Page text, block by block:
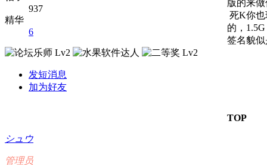
937
精华
6
发短消息
加为好友
版的来
死K你
的，1.5G
签名貌
TOP
シュウ
管理员